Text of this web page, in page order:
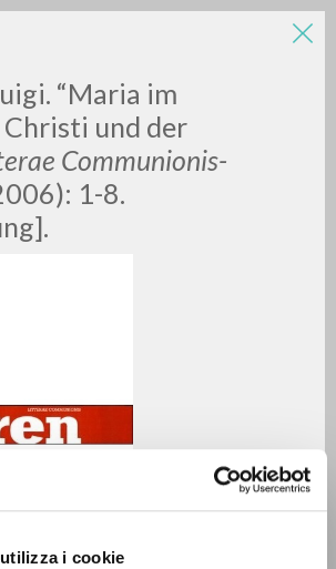
i cookie
“Maria im
und der
Communionis-
1-8.
LUIGI